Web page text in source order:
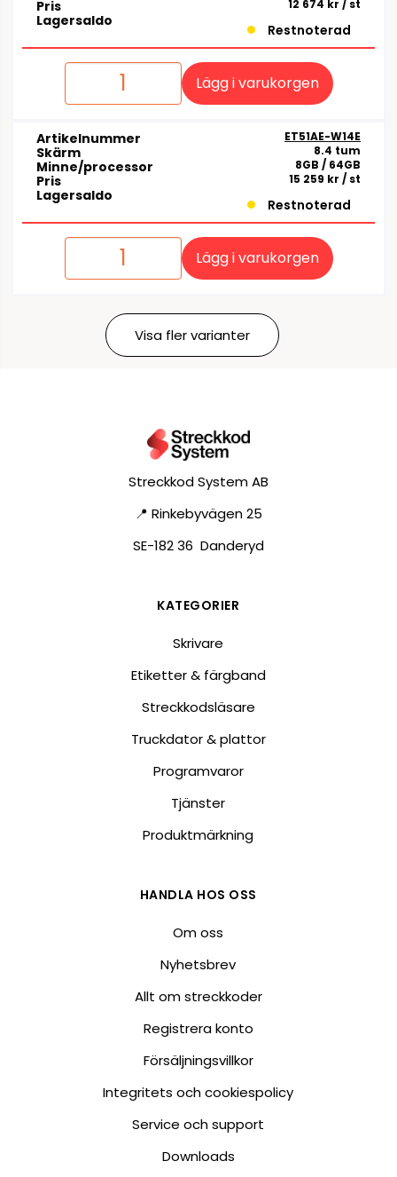
Pris
12 674 kr / st
Lagersaldo
Restnoterad
Lägg i varukorgen
Artikelnummer ET51AE-W14E
Skärm 8.4 tum
Minne/processor 8GB / 64GB
Pris 15 259 kr / st
Lagersaldo
Restnoterad
Lägg i varukorgen
Visa fler varianter
Streckkod System AB
📍 Rinkebyvägen 25
SE-182 36 Danderyd
KATEGORIER
Skrivare
Etiketter & färgband
Streckkodsläsare
Truckdator & plattor
Programvaror
Tjänster
Produktmärkning
HANDLA HOS OSS
Om oss
Nyhetsbrev
Allt om streckkoder
Registrera konto
Försäljningsvillkor
Integritets och cookiespolicy
Service och support
Downloads